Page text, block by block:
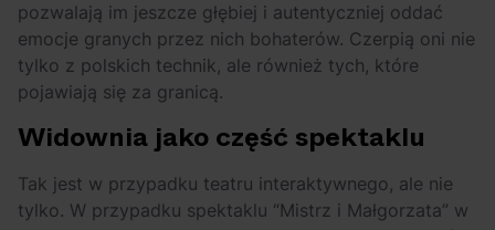
pozwalają im jeszcze głębiej i autentyczniej oddać
emocje granych przez nich bohaterów. Czerpią oni nie
tylko z polskich technik, ale również tych, które
pojawiają się za granicą.
Widownia jako część spektaklu
Tak jest w przypadku teatru interaktywnego, ale nie
tylko. W przypadku spektaklu “Mistrz i Małgorzata” w